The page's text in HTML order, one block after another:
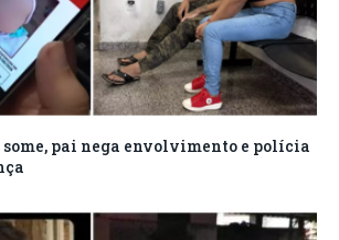
some, pai nega envolvimento e polícia